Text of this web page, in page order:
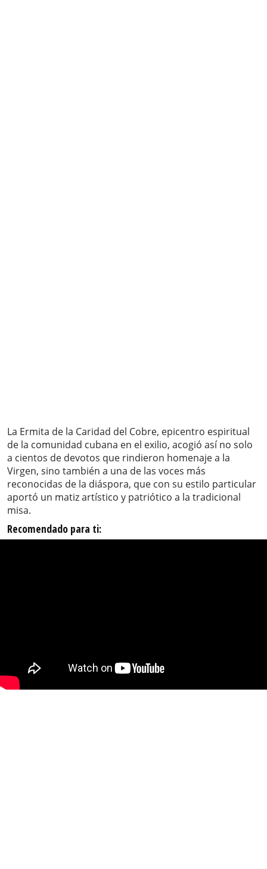
La Ermita de la Caridad del Cobre, epicentro espiritual
de la comunidad cubana en el exilio, acogió así no solo
a cientos de devotos que rindieron homenaje a la
Virgen, sino también a una de las voces más
reconocidas de la diáspora, que con su estilo particular
aportó un matiz artístico y patriótico a la tradicional
misa.
Recomendado para ti: